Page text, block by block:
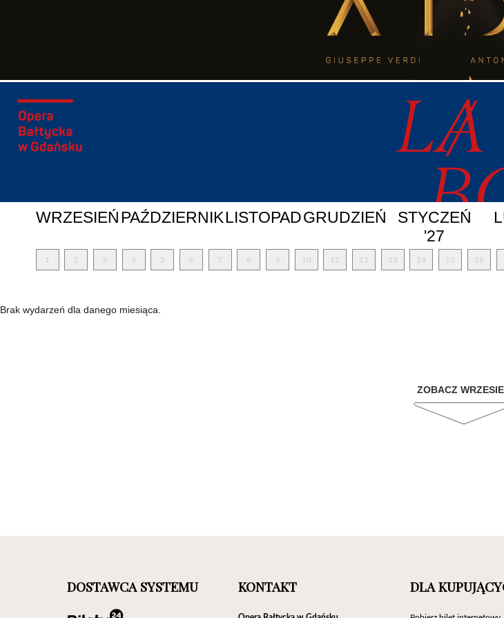
WRZESIEŃPAŹDZIERNIKLISTOPADGRUDZIEŃ
STYCZEŃ
'27
1 2 3 4 5 6 7 8 9 10 11 12 13 14 15 16
Brak wydarzeń dla danego miesiąca.
ZOBACZ
DOSTAWCA SYSTEMU KONTAKT DLA